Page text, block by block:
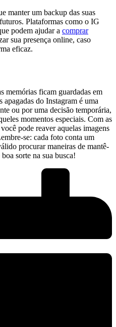
manter um​ backup das suas
Plataformas como o IG
podem ⁢ajudar a comprar
sua presença online, ⁣caso⁣
eficaz.
memórias ficam⁤ guardadas em
do‍ Instagram é uma
ou por uma decisão ​temporária,
momentos especiais. Com as
pode reaver aquelas imagens
se: cada foto conta um
procurar maneiras de mantê-
sorte na sua ⁤busca!